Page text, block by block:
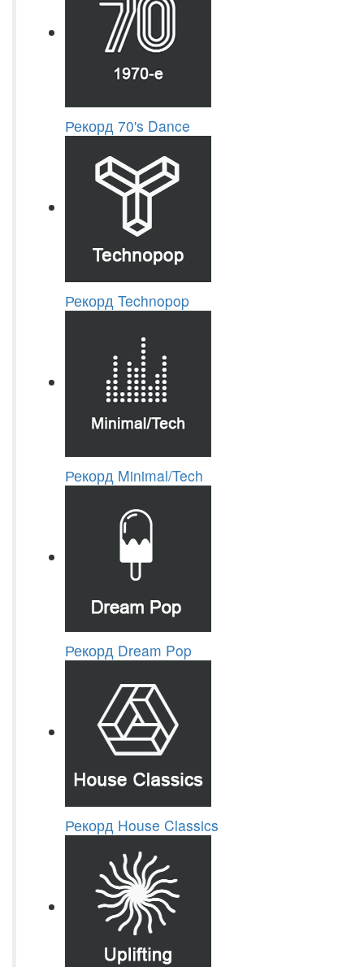
Рекорд 70's Dance
Рекорд Technopop
Рекорд Minimal/Tech
Рекорд Dream Pop
Рекорд House Classics